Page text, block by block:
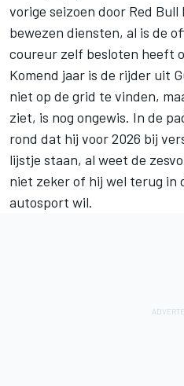
vorige seizoen door Red Bull
bewezen diensten, al is de
coureur zelf besloten heeft
Komend jaar is de rijder uit
niet op de grid te vinden,
ziet, is nog ongewis. In de
rond dat hij voor 2026 bij
lijstje staan, al weet de
niet zeker of hij wel terug in
autosport wil.